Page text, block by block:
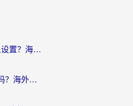
豆瓣音乐地区限制怎么设置？海外党亲测有效的回国加速方案来了
全民k歌国外可以打开吗？海外党听国内音乐听书的实用指南